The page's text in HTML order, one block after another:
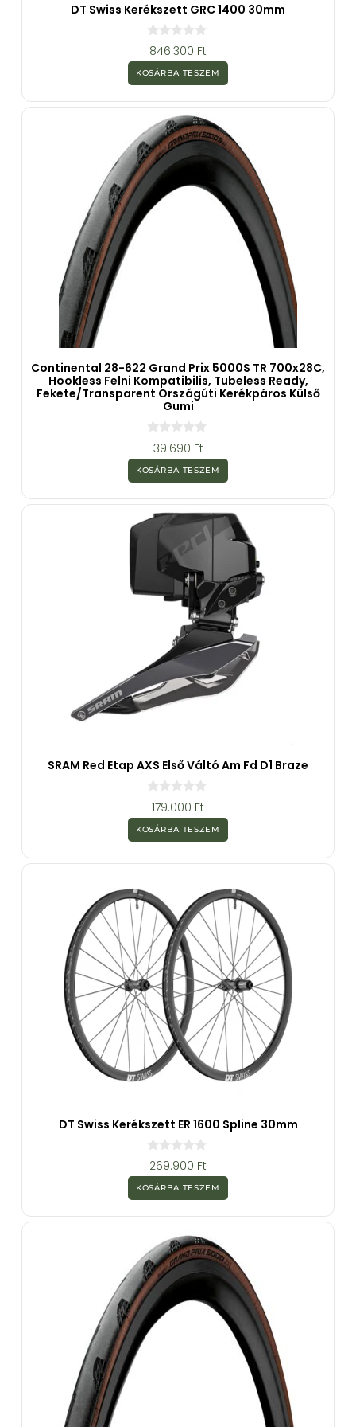
DT Swiss Kerékszett GRC 1400 30mm
0
a
z
5
b
846.300 Ft
KOSÁRBA TESZEM
Continental 28-622 Grand Prix 5000S TR 700x28C,
Hookless Felni Kompatibilis, Tubeless Ready,
Fekete/transparent Országúti Kerékpáros Külső
Gumi
z
5
b
l
39.690 Ft
KOSÁRBA TESZEM
SRAM Red Etap AXS Első Váltó Am Fd D1 Braze
0
z
5
b
179.000 Ft
KOSÁRBA TESZEM
DT Swiss Kerékszett ER 1600 Spline 30mm
0
a
z
5
b
269.900 Ft
KOSÁRBA TESZEM